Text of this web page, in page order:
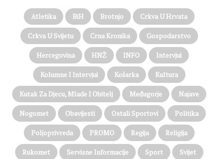
Atletika BiH Brotnjo Crkva U Hrvata
Crkva U Svijetu Crna Kronika Gospodarstvo
Hercegovina HNŽ INFO Intervjui
Kolumne I Intervjui Košarka Kultura
Kutak Za Djecu, Mlade I Obitelj Međugorje Najave
Nogomet Obavijesti Ostali Sportovi Politika
Poljoprivreda PROMO Regija Religija
Rukomet Servisne Informacije Sport Svijet